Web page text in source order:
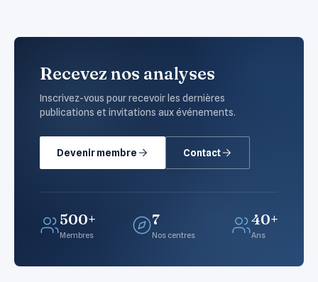
Recevez nos analyses
Inscrivez-vous pour recevoir les dernières
publications et invitations aux événements.
Devenir membre Contact
500+
Membres
7
Nos centres
40+
Ans